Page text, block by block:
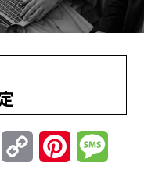
Line
Copy
Link
Pinterest